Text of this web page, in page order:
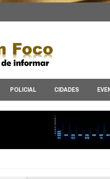
POLICIAL CIDADES